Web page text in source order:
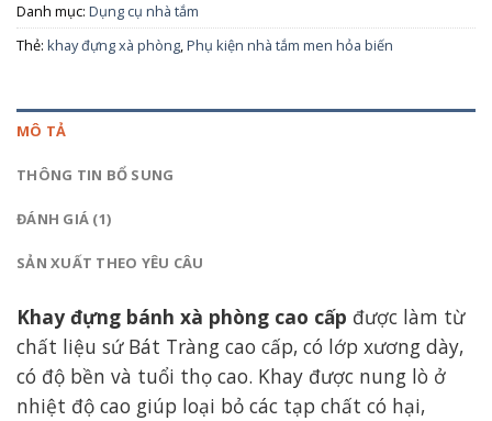
Danh mục: Dụng cụ nhà tắm
Thẻ: khay đựng xà phòng,Phụ kiện nhà tắm men hỏa biến
MÔ TẢ
THÔNG TIN BỔ SUNG
ĐÁNH GIÁ (1)
SẢN XUẤT THEO YÊU CÂU
Khay đựng bánh xà phòng cao cấp được làm từ
chất liệu sứ Bát Tràng cao cấp, có lớp xương dày,
có độ bền và tuổi thọ cao. Khay được nung lò ở
nhiệt độ cao giúp loại bỏ các tạp chất có hại,